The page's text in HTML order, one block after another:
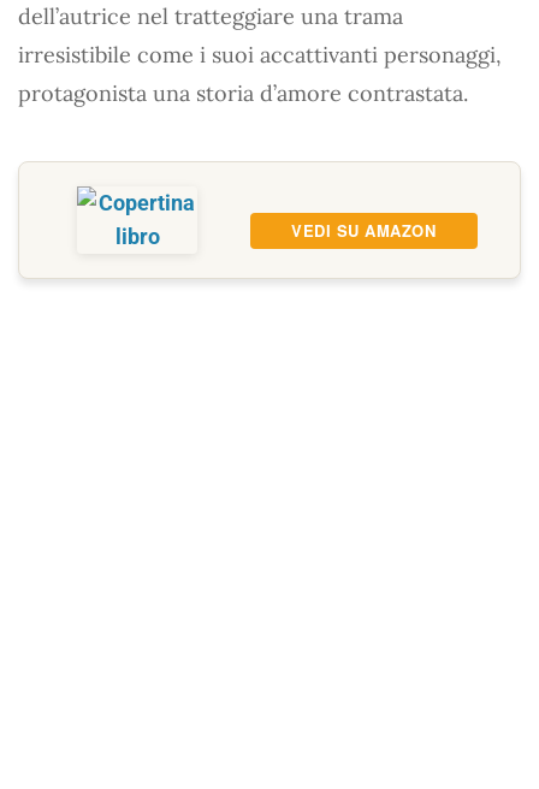
dell’autrice nel tratteggiare una trama
irresistibile come i suoi accattivanti personaggi,
protagonista una storia d’amore contrastata.
VEDI SU AMAZON